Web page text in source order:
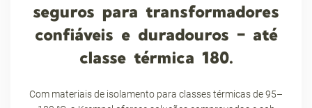
seguros para transformadores
confiáveis e duradouros – até
classe térmica 180.
Com materiais de isolamento para classes térmicas de 95–